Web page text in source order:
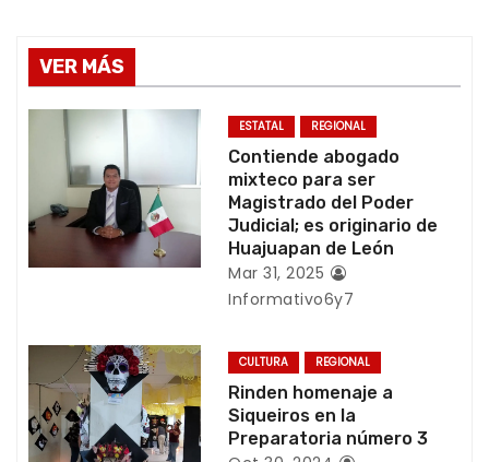
g
a
ó
n
e
VER MÁS
ESTATAL REGIONAL
Contiende abogado
mixteco para ser
Magistrado del Poder
Judicial; es originario de
Huajuapan de León
Mar 31, 2025
Informativo6y7
CULTURA REGIONAL
Rinden homenaje a
Siqueiros en la
Preparatoria número 3